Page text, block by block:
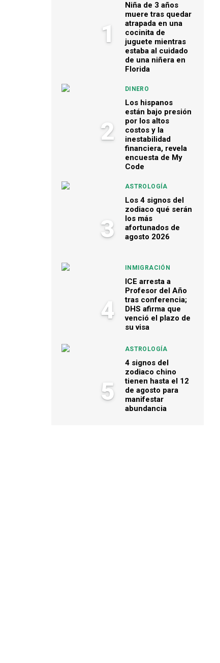
1
Niña de 3 años
muere tras quedar
atrapada en una
cocinita de
juguete mientras
estaba al cuidado
de una niñera en
Florida
2
DINERO
Los hispanos
están bajo presión
por los altos
costos y la
inestabilidad
financiera, revela
encuesta de My
Code
3
ASTROLOGÍA
Los 4 signos del
zodiaco qué serán
los más
afortunados de
agosto 2026
4
INMIGRACIÓN
ICE arresta a
Profesor del Año
tras conferencia;
DHS afirma que
venció el plazo de
su visa
5
ASTROLOGÍA
4 signos del
zodiaco chino
tienen hasta el 12
de agosto para
manifestar
abundancia